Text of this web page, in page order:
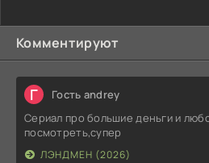
Комментируют
Г Гость andrey
Сериал про большие деньги и
посмотреть,супер
ЛЭНДМЕН (2026)